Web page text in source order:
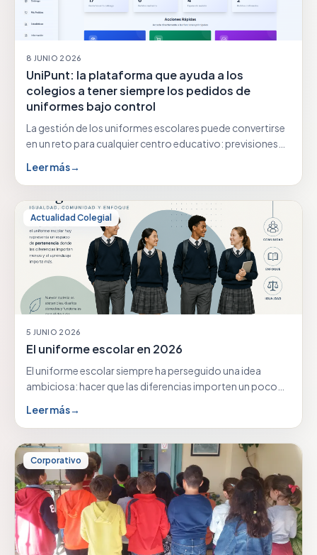
8 JUNIO 2026
UniPunt: la plataforma que ayuda a los
colegios a tener siempre los pedidos de
uniformes bajo control
La gestión de los uniformes escolares puede convertirse
en un reto para cualquier centro educativo: previsiones…
Leer más→
Actualidad Colegial
5 JUNIO 2026
El uniforme escolar en 2026
El uniforme escolar siempre ha perseguido una idea
ambiciosa: hacer que las diferencias importen un poco…
Leer más→
Corporativo